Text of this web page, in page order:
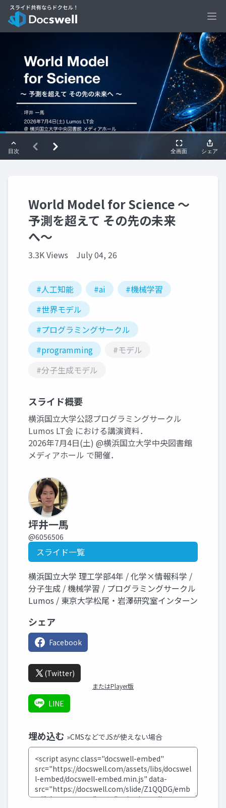
World Model for Science 〜
予測を超えて その先の未来
へ〜
3.3K Views July 04, 26
#人工知能 #ai
#機械学習
#世界モデル
#プログラミングサークル
#programming
#モデル
#分子生成モデル
スライド概要
横浜国立大学公認プログラミングサークル
Lumos LT会 における講演資料．
2026年7月4日(土) @横浜国立大学中央図書館
メディアホール で開催．
坪井一馬
@6056506
スライド一覧
横浜国立大学 理工学部4年 / 化学×情報科学 /
分子生成 / 機械学習 / プログラミングサークル
Lumos / 東京大学松尾・岩澤研究室インターン
シェア
Facebook
(Twitter)
またはPlayer版
LINE
埋め込む »CMSなどでJSが使えない場合